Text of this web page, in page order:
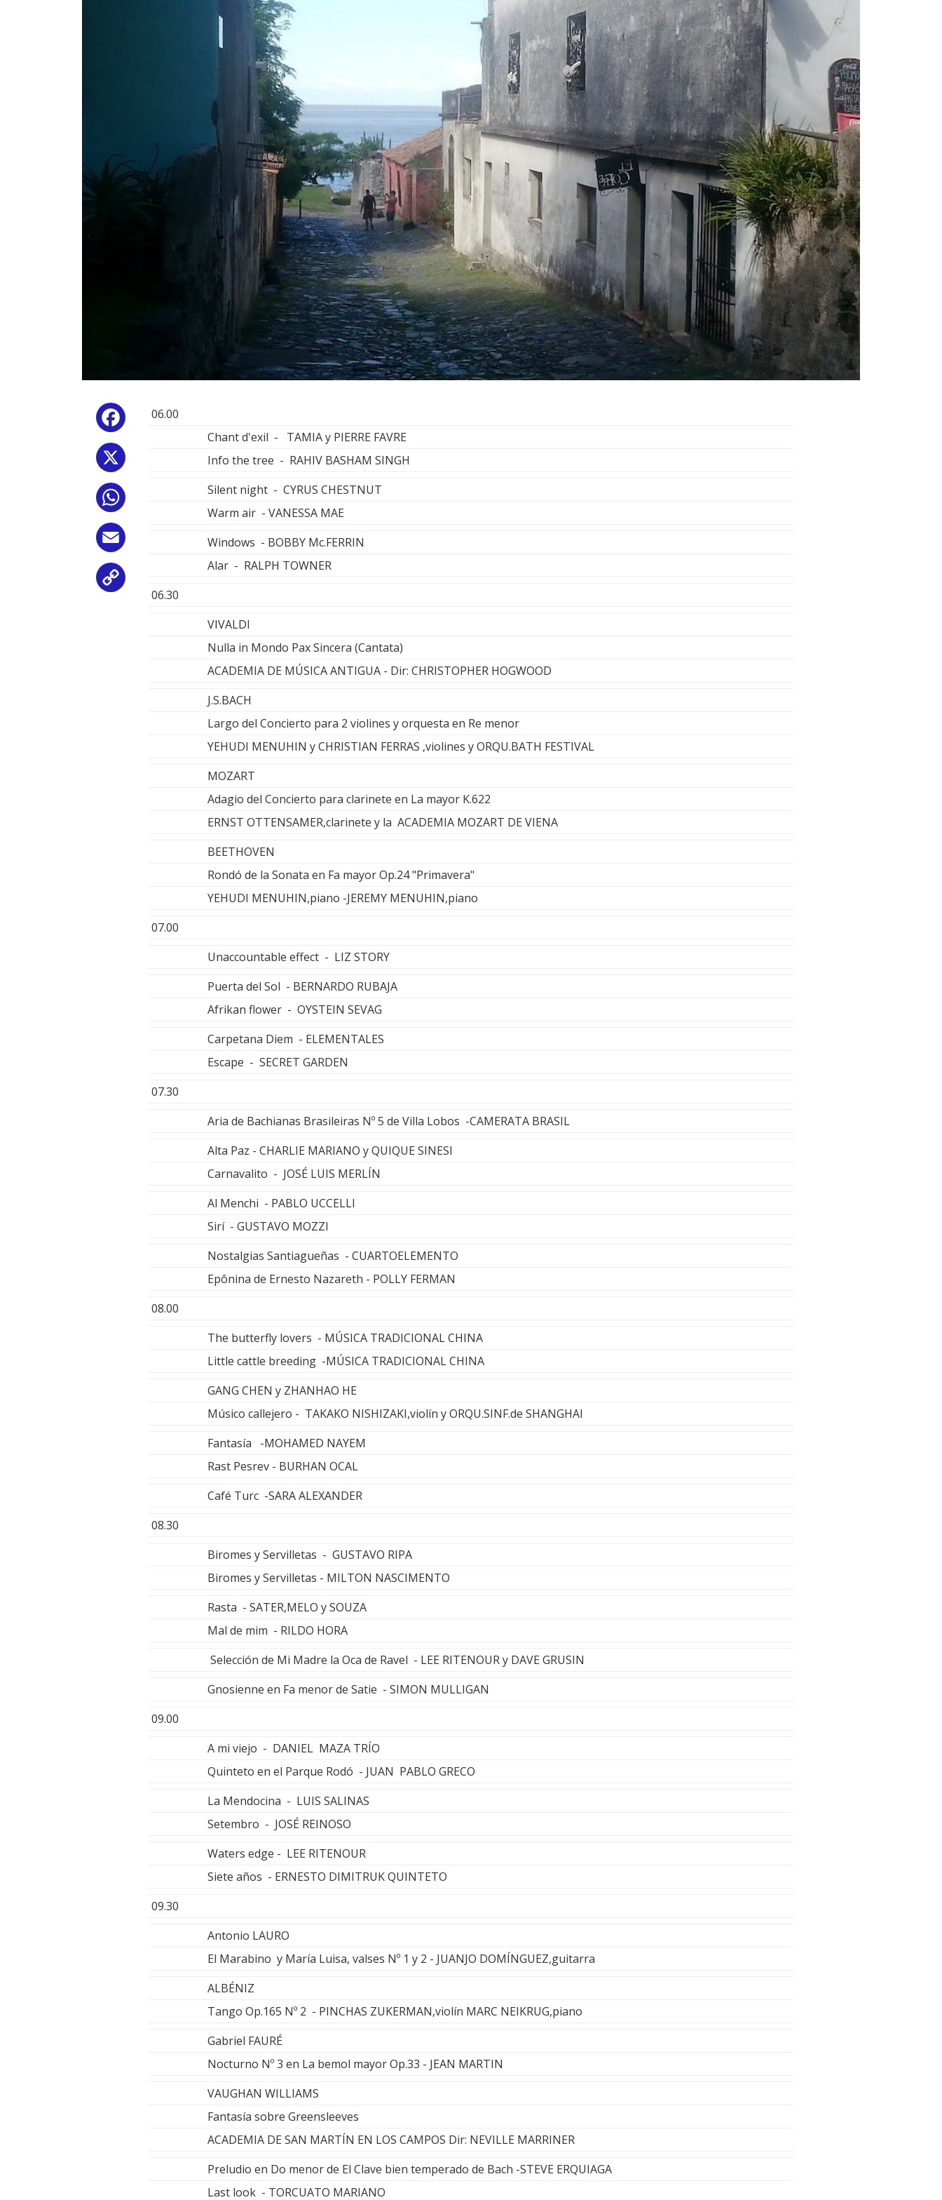
Facebook
06.00
Chant d'exil - TAMIA y PIERRE FAVRE
Info the tree - RAHIV BASHAM SINGH
Silent night - CYRUS CHESTNUT
Warm air - VANESSA MAE
Windows - BOBBY Mc.FERRIN
Alar - RALPH TOWNER
06.30
VIVALDI
Nulla in Mondo Pax Sincera (Cantata)
ACADEMIA DE MÚSICA ANTIGUA - Dir: CHRISTOPHER HOGWOOD
J.S.BACH
Largo del Concierto para 2 violines y orquesta en Re menor
YEHUDI MENUHIN y CHRISTIAN FERRAS ,violines y ORQU.BATH FESTIVAL
MOZART
Adagio del Concierto para clarinete en La mayor K.622
ERNST OTTENSAMER,clarinete y la ACADEMIA MOZART DE VIENA
BEETHOVEN
Rondó de la Sonata en Fa mayor Op.24 "Primavera"
YEHUDI MENUHIN,piano -JEREMY MENUHIN,piano
07.00
Unaccountable effect - LIZ STORY
Puerta del Sol - BERNARDO RUBAJA
Afrikan flower - OYSTEIN SEVAG
Carpetana Diem - ELEMENTALES
Escape - SECRET GARDEN
07.30
Aria de Bachianas Brasileiras Nº 5 de Villa Lobos -CAMERATA BRASIL
Alta Paz - CHARLIE MARIANO y QUIQUE SINESI
Carnavalito - JOSÉ LUIS MERLÍN
Al Menchi - PABLO UCCELLI
Sirí - GUSTAVO MOZZI
Nostalgias Santiagueñas - CUARTOELEMENTO
Epônina de Ernesto Nazareth - POLLY FERMAN
08.00
The butterfly lovers - MÚSICA TRADICIONAL CHINA
Little cattle breeding -MÚSICA TRADICIONAL CHINA
GANG CHEN y ZHANHAO HE
Músico callejero - TAKAKO NISHIZAKI,violín y ORQU.SINF.de SHANGHAI
Fantasía -MOHAMED NAYEM
Rast Pesrev - BURHAN OCAL
Café Turc -SARA ALEXANDER
08.30
Biromes y Servilletas - GUSTAVO RIPA
Biromes y Servilletas - MILTON NASCIMENTO
Rasta - SATER,MELO y SOUZA
Mal de mim - RILDO HORA
Selección de Mi Madre la Oca de Ravel - LEE RITENOUR y DAVE GRUSIN
Gnosienne en Fa menor de Satie - SIMON MULLIGAN
09.00
A mi viejo - DANIEL MAZA TRÍO
Quinteto en el Parque Rodó - JUAN PABLO GRECO
La Mendocina - LUIS SALINAS
Setembro - JOSÉ REINOSO
Waters edge - LEE RITENOUR
Siete años - ERNESTO DIMITRUK QUINTETO
09.30
Antonio LAURO
El Marabino y María Luisa, valses Nº 1 y 2 - JUANJO DOMÍNGUEZ,guitarra
ALBÉNIZ
Tango Op.165 Nº 2 - PINCHAS ZUKERMAN,violín MARC NEIKRUG,piano
Gabriel FAURÉ
Nocturno Nº 3 en La bemol mayor Op.33 - JEAN MARTIN
VAUGHAN WILLIAMS
Fantasía sobre Greensleeves
ACADEMIA DE SAN MARTÍN EN LOS CAMPOS Dir: NEVILLE MARRINER
Preludio en Do menor de El Clave bien temperado de Bach -STEVE ERQUIAGA
Last look - TORCUATO MARIANO